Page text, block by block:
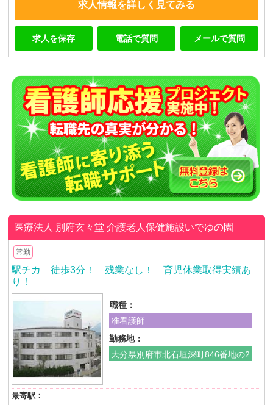
求人情報を詳しく見てみる
求人を保存 電話で質問 メールで質問
医療法人 別府玄々堂介護老人保健施設いでゆの園
常勤
駅チカ 徒歩3分！ 残業なし！ 育児休業取得実績あ
り！
職種：
准看護師
勤務地：
大分県別府市北石垣深町846番地の2
最寄駅：